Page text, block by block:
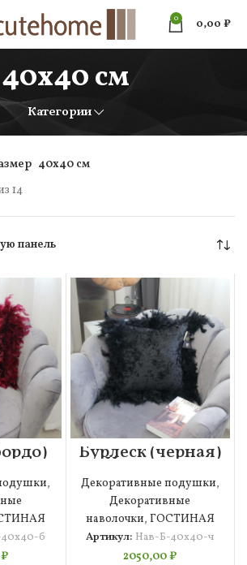
0 0,00 ₽
40х40 см
Категории
40х40 см
14
панель
,
б
₽
Бурлеск (черная)
Наволочка
40х40
Декоративные подушки,
Декоративные
наволочки, ГОСТИНАЯ
Артикул: Нав-Б-40х40-ч
2050,00₽